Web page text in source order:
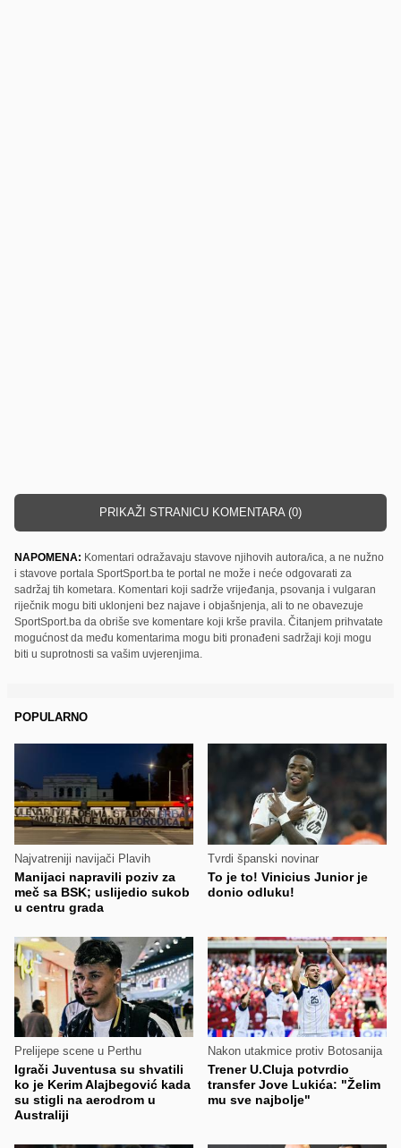
PRIKAŽI STRANICU KOMENTARA (0)
NAPOMENA: Komentari odražavaju stavove njihovih autora/ica, a ne nužno
i stavove portala SportSport.ba te portal ne može i neće odgovarati za
sadržaj tih kometara. Komentari koji sadrže vrijeđanja, psovanja i vulgaran
riječnik mogu biti uklonjeni bez najave i objašnjenja, ali to ne obavezuje
SportSport.ba da obriše sve komentare koji krše pravila. Čitanjem prihvatate
mogućnost da među komentarima mogu biti pronađeni sadržaji koji mogu
biti u suprotnosti sa vašim uvjerenjima.
POPULARNO
Najvatreniji navijači Plavih
Manijaci napravili poziv za
meč sa BSK; uslijedio sukob
u centru grada
Tvrdi španski novinar
To je to! Vinicius Junior je
donio odluku!
Prelijepe scene u Perthu
Igrači Juventusa su shvatili
ko je Kerim Alajbegović kada
su stigli na aerodrom u
Australiji
Nakon utakmice protiv Botosanija
Trener U.Cluja potvrdio
transfer Jove Lukića: "Želim
mu sve najbolje"